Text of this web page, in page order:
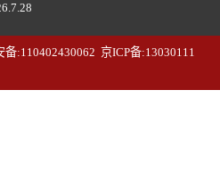
.7.28
:110402430062 京ICP备:13030111